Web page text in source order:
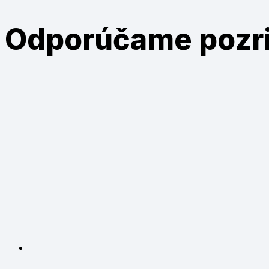
Odporúčame